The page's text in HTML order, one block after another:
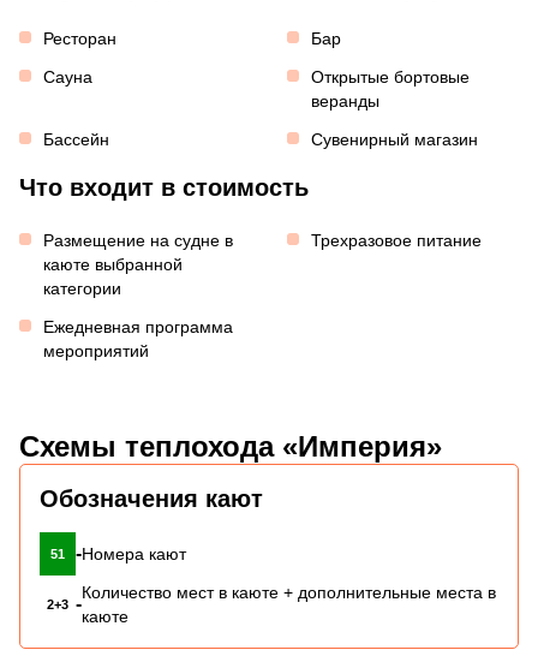
Ресторан
Бар
Сауна
Открытые бортовые
веранды
Бассейн
Сувенирный магазин
Что входит в стоимость
Размещение на судне в
каюте выбранной
категории
Трехразовое питание
Ежедневная программа
мероприятий
Схемы теплохода «Империя»
Обозначения кают
51 -Номера кают
2+3 -
Количество мест в каюте + дополнительные места в
каюте